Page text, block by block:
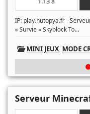
IP: play.hutopya.fr -
» Survie » Skyblock To...
MINI JEUX, MODE
Serveur